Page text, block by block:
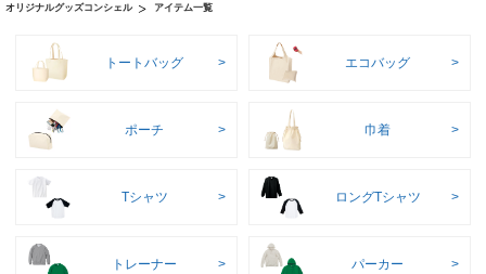
オリジナルグッズコンシェル アイテム一覧
トートバッグ エコバッグ
ポーチ 巾着
Tシャツ ロングTシャツ
トレーナー パーカー